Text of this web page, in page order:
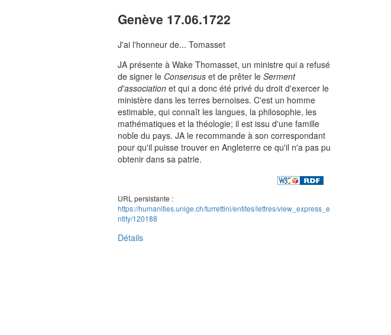
Genève 17.06.1722
J'ai l'honneur de... Tomasset
JA présente à Wake Thomasset, un ministre qui a refusé
de signer le Consensus et de prêter le Serment
d'association et qui a donc été privé du droit d'exercer le
ministère dans les terres bernoises. C'est un homme
estimable, qui connaît les langues, la philosophie, les
mathématiques et la théologie; il est issu d'une famille
noble du pays. JA le recommande à son correspondant
pour qu'il puisse trouver en Angleterre ce qu'il n'a pas pu
obtenir dans sa patrie.
URL persistante :
https://humanities.unige.ch/turrettini/entites/lettres/view_express_e
ntity/120188
Détails